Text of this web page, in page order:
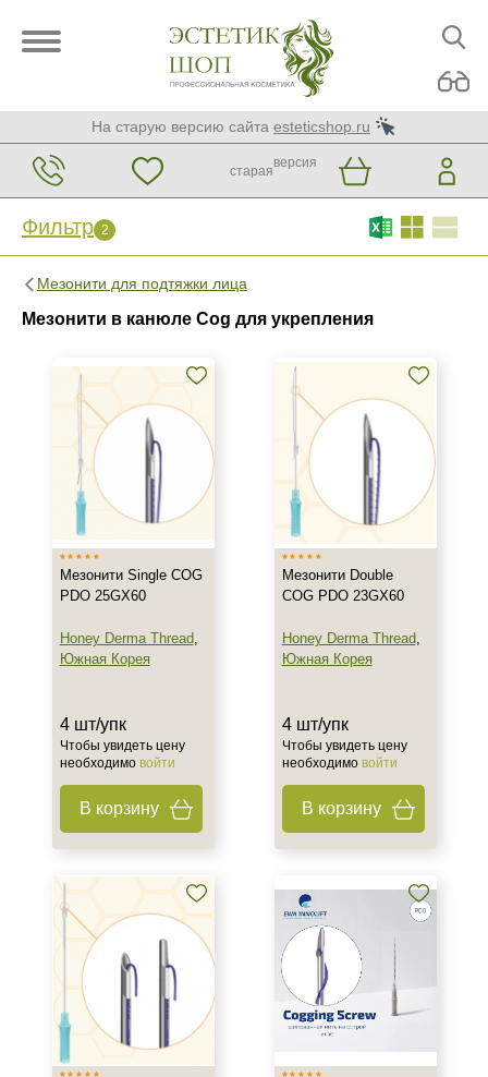
На старую версию сайта esteticshop.ru
старая
версия
Фильтр 2
Мезонити для подтяжки лица
Мезонити в канюле Cog для укрепления
Фильтр 2 Сброс
EWA INNOLIFT
Honey Derma Thread
Южная Корея
Тип товара
Мезонити
Укрепление
Назначение против
Возрастные изменения
Результат
Восстановление контуров лица
Лифтинг
Стимуляция коллагена
Показать еще
Мезонити Single COG
PDO 25GX60
Honey Derma Thread,
Южная Корея
4 шт/упк
Чтобы увидеть цену
необходимо войти
В корзину
Мезонити Double
COG PDO 23GX60
Honey Derma Thread,
Южная Корея
4 шт/упк
Чтобы увидеть цену
необходимо войти
В корзину